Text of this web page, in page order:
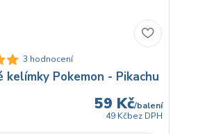
3 hodnocení
kelímky Pokemon - Pikachu
59 Kč/balení
49 Kčbez DPH